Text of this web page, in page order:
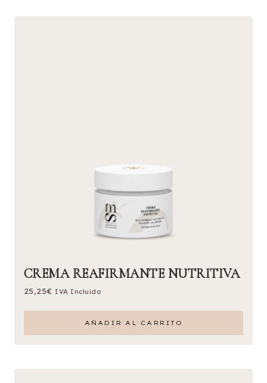
CREMA REAFIRMANTE NUTRITIVA
25,25€ IVA Incluido
AÑADIR AL CARRITO